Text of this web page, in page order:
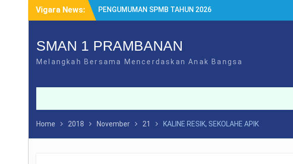
Vigara News:
PENGUMUMAN SPMB TAHUN 2026
SYARAT DAN MEKANISME LEGALISIR
DAFTAR ULANG SPMB 2025
PEMBATASAN PENGGUNAAN GAWAI
SMAN 1 PRAMBANAN
Melangkah Bersama Mencerdaskan Anak Bangsa
Home 2018 November 21 KALINE RESIK, SEKOLAHE APIK